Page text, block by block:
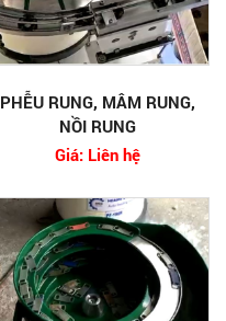
PHỄU RUNG, MÂM RUNG,
NỒI RUNG
Giá: Liên hệ